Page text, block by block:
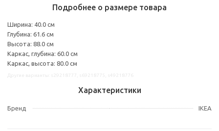
Подробнее о размере товара
Ширина: 40.0 см
Глубина: 61.6 см
Высота: 88.0 см
Каркас, глубина: 60.0 см
Каркас, высота: 80.0 см
Характеристики
Бренд IKEA